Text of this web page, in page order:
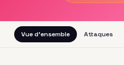
Vue d'ensemble Attaques